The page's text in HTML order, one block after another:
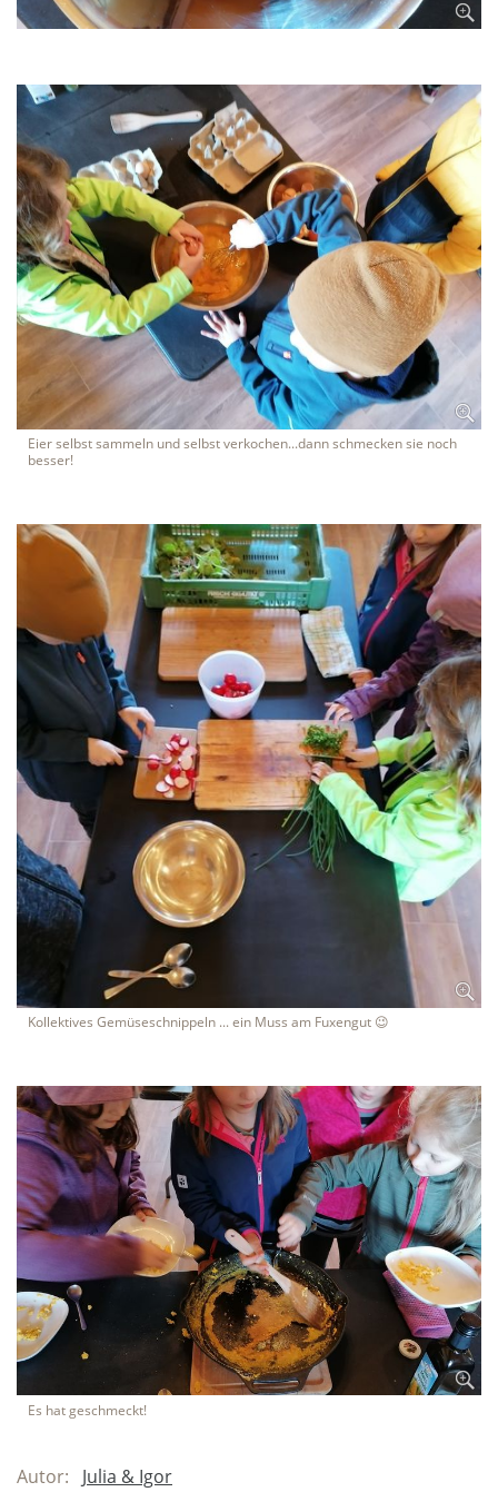
Eier selbst sammeln und selbst verkochen...dann schmecken sie noch
besser!
Kollektives Gemüseschnippeln ... ein Muss am Fuxengut 😉
Es hat geschmeckt!
Autor: Julia & Igor